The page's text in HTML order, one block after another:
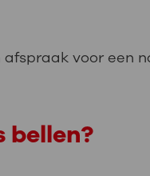
voor een
bellen?